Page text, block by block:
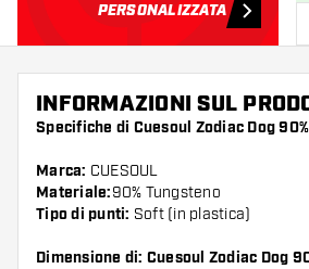
PERSONALIZZATA
INFORMAZIONI SUL
Specifiche di Cuesoul Zodiac Dog
Marca: CUESOUL
Materiale:90% Tungsteno
Tipo di punti: Soft (in plastica)
Dimensione di: Cuesoul Zodiac Dog